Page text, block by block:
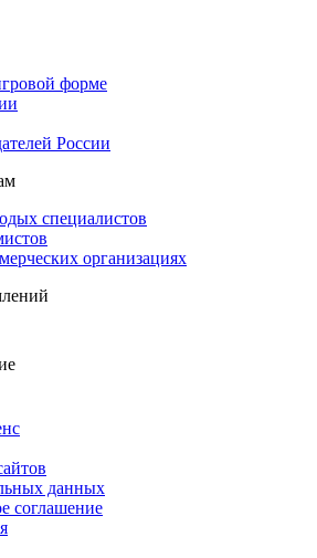
форме
России
специалистов
организациях
данных
соглашение